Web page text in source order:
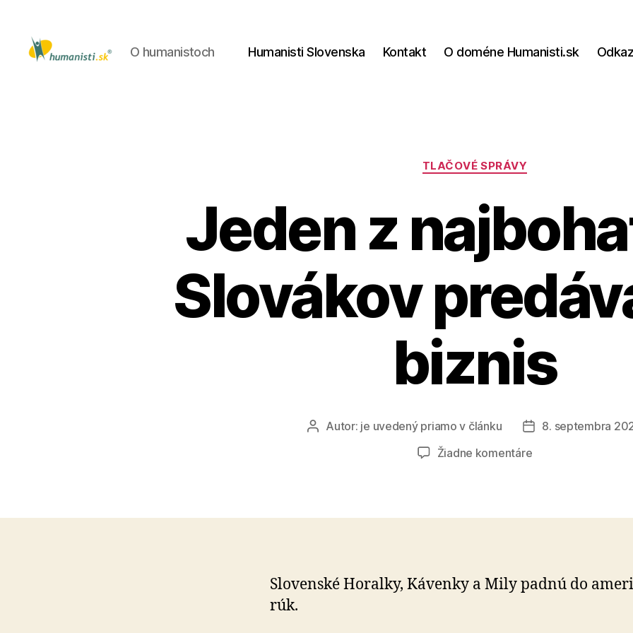
O humanistoch Humanisti Slovenska Kontakt O doméne Humanisti.sk
Kategórie
TLAČOVÉ SPRÁVY
Jeden z
Slovákov
biznis
AutorAutor: je uvedený priamo v článku
Dátum
8. septembra
Žiadne komentárena
Slovákov
Slovenské Horalky, Kávenky a Mily padnú do
rúk.